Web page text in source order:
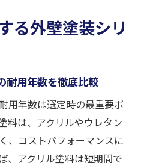
る外壁塗装シリ
耐用年数を徹底比較
用年数は選定時の最重要ポ
料は、アクリルやウレタン
、コストパフォーマンスに
、アクリル塗料は短期間で